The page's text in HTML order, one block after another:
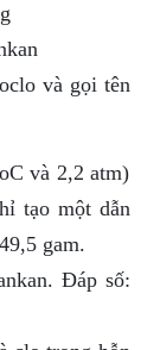
và gọi tên
và 2,2 atm)
tạo một dẫn
gam.
Đáp số: